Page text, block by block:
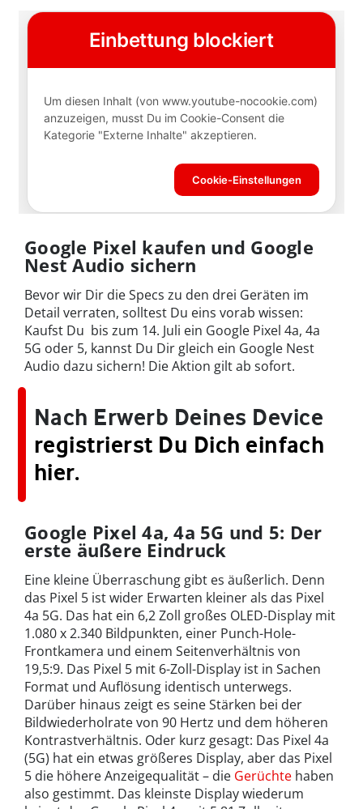
Google Pixel kaufen und Google
Nest Audio sichern
Bevor wir Dir die Specs zu den drei Geräten im
Detail verraten, solltest Du eins vorab wissen:
Kaufst Du bis zum 14. Juli ein Google Pixel 4a, 4a
5G oder 5, kannst Du Dir gleich ein Google Nest
Audio dazu sichern! Die Aktion gilt ab sofort.
Nach Erwerb Deines Device
registrierst Du Dich einfach
hier.
Google Pixel 4a, 4a 5G und 5: Der
erste äußere Eindruck
Eine kleine Überraschung gibt es äußerlich. Denn
das Pixel 5 ist wider Erwarten kleiner als das Pixel
4a 5G. Das hat ein 6,2 Zoll großes OLED-Display mit
1.080 x 2.340 Bildpunkten, einer Punch-Hole-
Frontkamera und einem Seitenverhältnis von
19,5:9. Das Pixel 5 mit 6-Zoll-Display ist in Sachen
Format und Auflösung identisch unterwegs.
Darüber hinaus zeigt es seine Stärken bei der
Bildwiederholrate von 90 Hertz und dem höheren
Kontrastverhältnis. Oder kurz gesagt: Das Pixel 4a
(5G) hat ein etwas größeres Display, aber das Pixel
5 die höhere Anzeigequalität – die Gerüchte haben
also gestimmt. Das kleinste Display wiederum